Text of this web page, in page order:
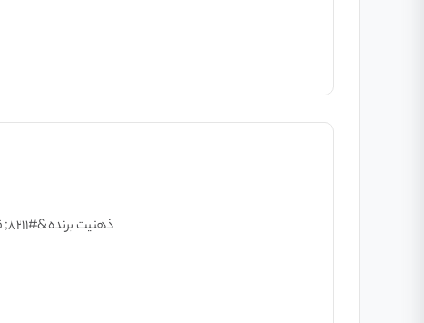
ذهنیت برنده &#۸۲۱۱; قسمت اول